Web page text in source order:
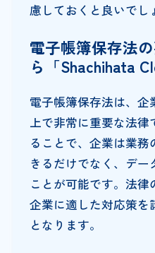
慮しておくと良いでし
電子帳簿保存法
ら「Shachihata
電子帳簿保存法は、企
上で非常に重要な法
ることで、企業は業
きるだけでなく、デー
ことが可能です。法律
企業に適した対応策を
となります。